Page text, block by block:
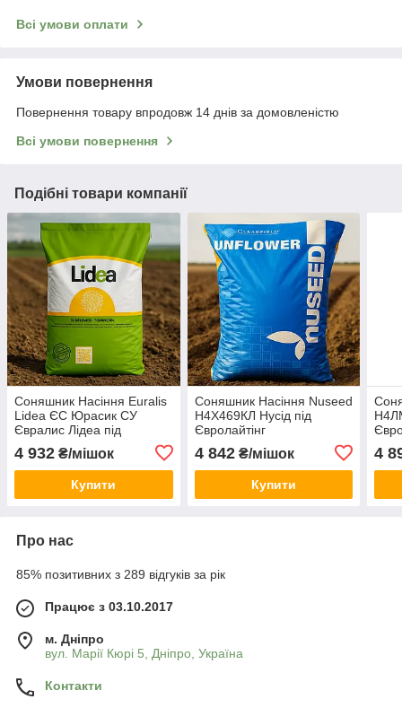
Всі умови оплати
Умови повернення
Повернення товару впродовж 14 днів за домовленістю
Всі умови повернення
Подібні товари компанії
Соняшник Насіння Euralis
Lidea ЄС Юрасик СУ
Євралис Лідеа під
Гранстар Високоолеіновий
2024 рік
4 932 ₴/мішок
Купити
Соняшник Насіння Nuseed
Н4Х469КЛ Нусід під
Євролайтінг
Високоолеіновий 2024 рік
4 842₴/мішок
Купити
4
Про нас
85% позитивних з 289 відгуків за рік
Працює з 03.10.2017
м. Дніпро
вул. Марії Кюрі 5, Дніпро, Україна
Контакти